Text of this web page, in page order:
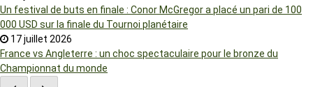
Un festival de buts en finale : Conor McGregor a placé un pari de 100
000 USD sur la finale du Tournoi planétaire
17 juillet 2026
France vs Angleterre : un choc spectaculaire pour le bronze du
Championnat du monde